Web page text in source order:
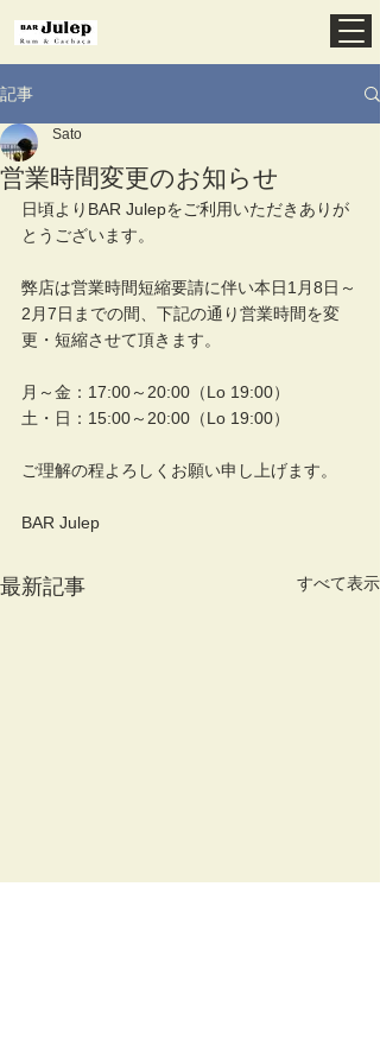
記事
営業時間変更のお知らせ
Sato
日頃よりBAR Julepをご利用いただきありが
とうございます。
弊店は営業時間短縮要請に伴い本日1月8日～
2月7日までの間、下記の通り営業時間を変
更・短縮させて頂きます。
月～金：17:00～20:00（Lo 19:00）
土・日：15:00～20:00（Lo 19:00）
ご理解の程よろしくお願い申し上げます。
BAR Julep
最新記事 すべて表示